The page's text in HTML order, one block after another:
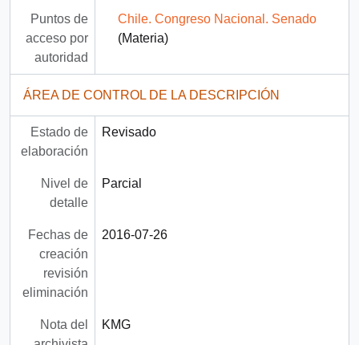
Puntos de
acceso por
autoridad
Chile. Congreso Nacional. Senado
(Materia)
ÁREA DE CONTROL DE LA DESCRIPCIÓN
Estado de
elaboración
Revisado
Nivel de
detalle
Parcial
Fechas de
creación
revisión
eliminación
2016-07-26
Nota del
KMG